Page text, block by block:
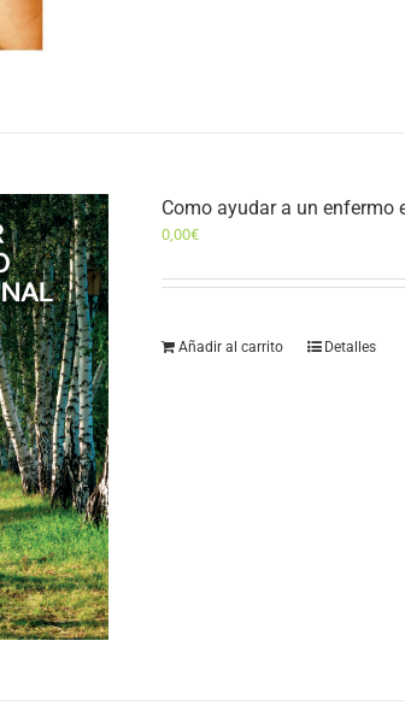
Como ayudar a un enfermo
0,00€
Añadir al carrito Detalles